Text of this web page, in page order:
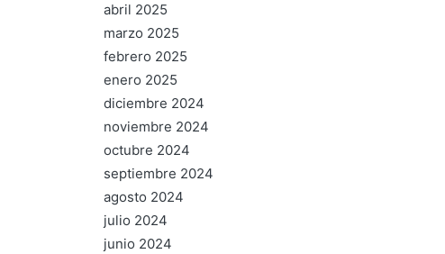
abril 2025
marzo 2025
febrero 2025
enero 2025
diciembre 2024
noviembre 2024
octubre 2024
septiembre 2024
agosto 2024
julio 2024
junio 2024